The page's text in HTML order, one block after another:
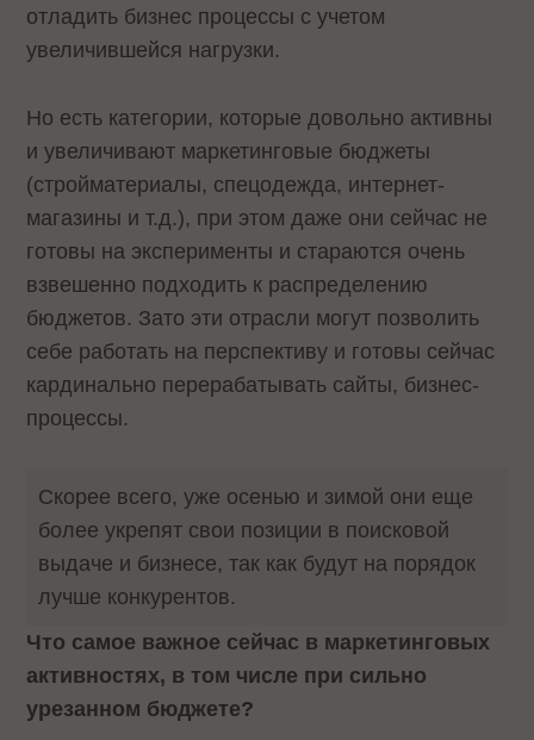
отладить бизнес процессы с учетом
увеличившейся нагрузки.
Но есть категории, которые довольно активны
и увеличивают маркетинговые бюджеты
(стройматериалы, спецодежда, интернет-
магазины и т.д.), при этом даже они сейчас не
готовы на эксперименты и стараются очень
взвешенно подходить к распределению
бюджетов. Зато эти отрасли могут позволить
себе работать на перспективу и готовы сейчас
кардинально перерабатывать сайты, бизнес-
процессы.
Скорее всего, уже осенью и зимой они еще
более укрепят свои позиции в поисковой
выдаче и бизнесе, так как будут на порядок
лучше конкурентов.
Что самое важное сейчас в маркетинговых
активностях, в том числе при сильно
урезанном бюджете?